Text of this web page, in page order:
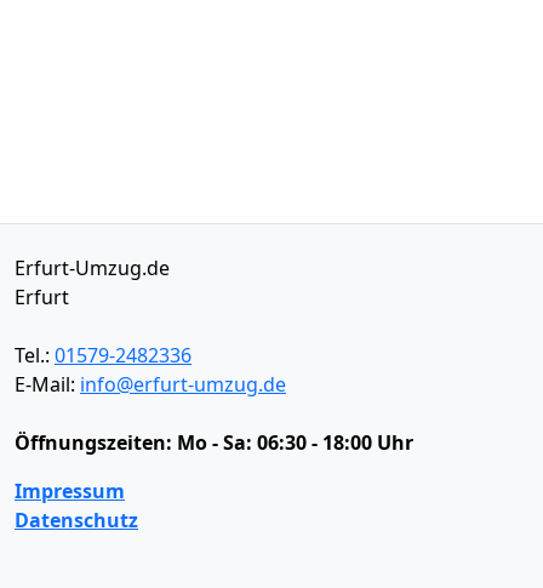
Erfurt-Umzug.de
Erfurt
Tel.: 01579-2482336
E-Mail: info@erfurt-umzug.de
Öffnungszeiten: Mo - Sa: 06:30 - 18:00 Uhr
Impressum
Datenschutz